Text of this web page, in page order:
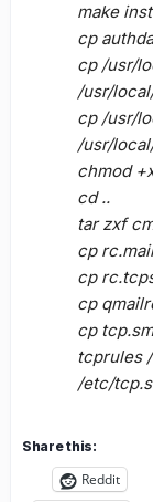
make
cp
cp /usr/
/usr/
cp /usr/
/usr/
chmod
cd ..
tar zxf
cp
cp
cp
cp
tcprules
/etc/
Share this:
Reddit